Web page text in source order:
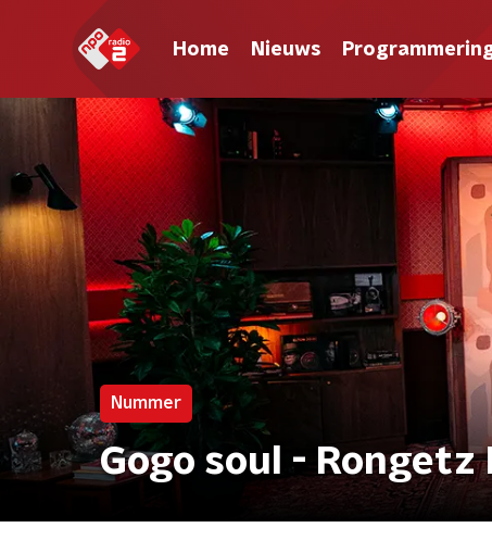
Home Nieuws
Nummer
Gogo soul -